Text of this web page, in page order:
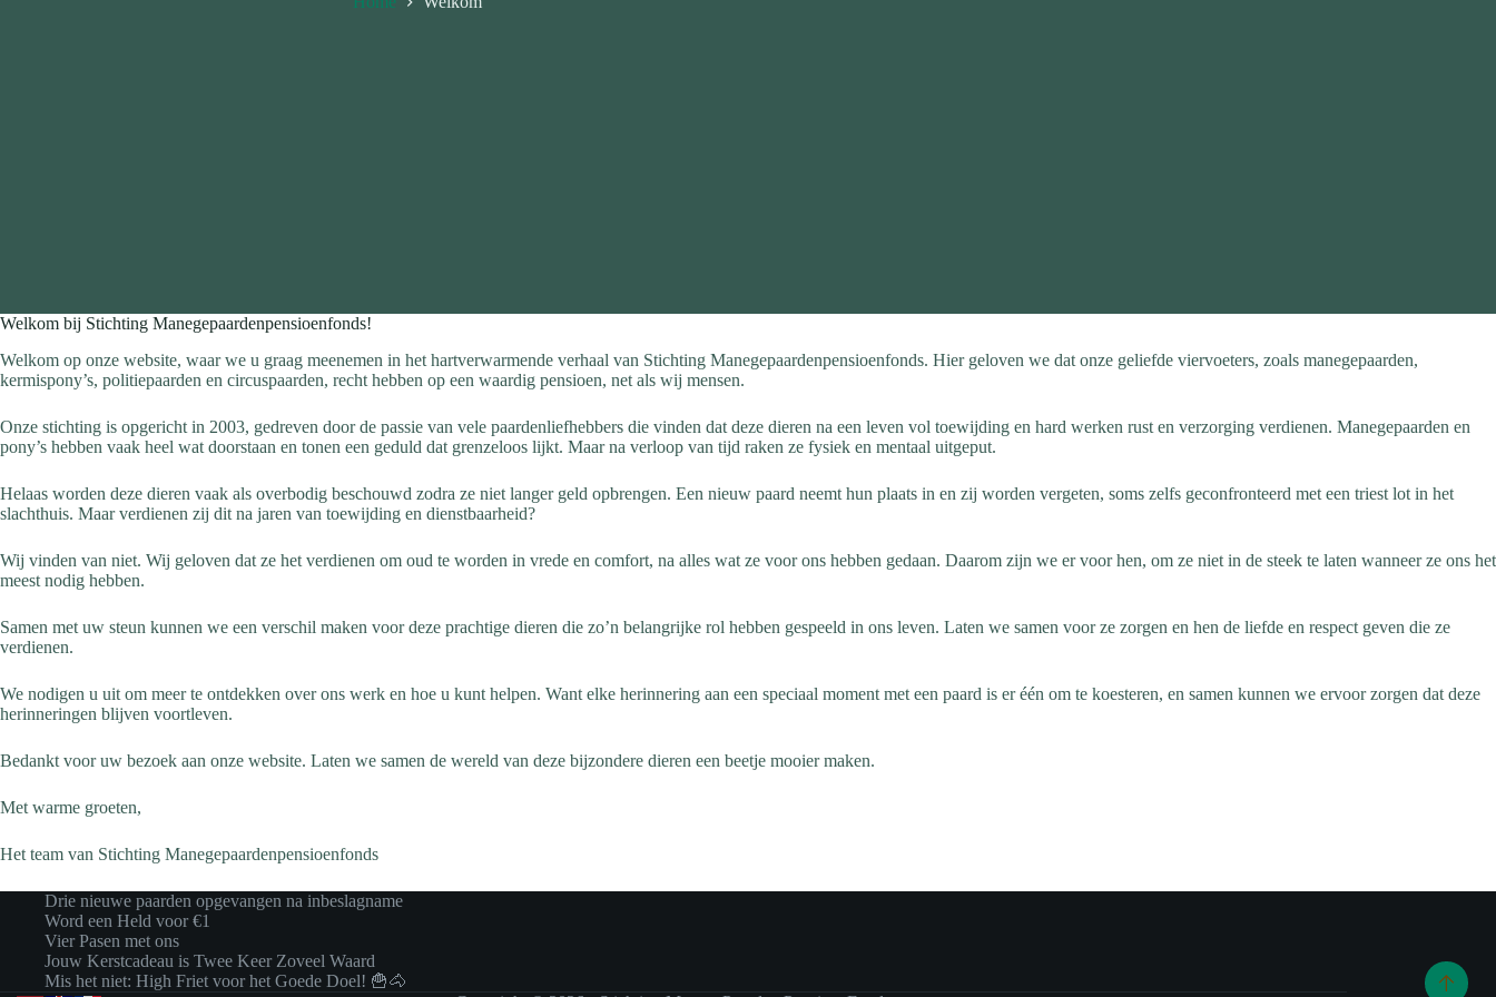
Welkom bij Stichting Manegepaardenpensioenfonds!
Welkom op onze website, waar we u graag meenemen in het hartverwarmende verhaal van Stichting Manegepaardenpensioenfonds. Hier geloven we dat onze geliefde viervoeters, zoals manegepaarden,
kermispony’s, politiepaarden en circuspaarden, recht hebben op een waardig pensioen, net als wij mensen.
Onze stichting is opgericht in 2003, gedreven door de passie van vele paardenliefhebbers die vinden dat deze dieren na een leven vol toewijding en hard werken rust en verzorging verdienen. Manegepaarden en
pony’s hebben vaak heel wat doorstaan en tonen een geduld dat grenzeloos lijkt. Maar na verloop van tijd raken ze fysiek en mentaal uitgeput.
Helaas worden deze dieren vaak als overbodig beschouwd zodra ze niet langer geld opbrengen. Een nieuw paard neemt hun plaats in en zij worden vergeten, soms zelfs geconfronteerd met een triest lot in het
slachthuis. Maar verdienen zij dit na jaren van toewijding en dienstbaarheid?
Wij vinden van niet. Wij geloven dat ze het verdienen om oud te worden in vrede en comfort, na alles wat ze voor ons hebben gedaan. Daarom zijn we er voor hen, om ze niet in de steek te laten wanneer ze ons het
meest nodig hebben.
Samen met uw steun kunnen we een verschil maken voor deze prachtige dieren die zo’n belangrijke rol hebben gespeeld in ons leven. Laten we samen voor ze zorgen en hen de liefde en respect geven die ze
verdienen.
We nodigen u uit om meer te ontdekken over ons werk en hoe u kunt helpen. Want elke herinnering aan een speciaal moment met een paard is er één om te koesteren, en samen kunnen we ervoor zorgen dat deze
herinneringen blijven voortleven.
Bedankt voor uw bezoek aan onze website. Laten we samen de wereld van deze bijzondere dieren een beetje mooier maken.
Met warme groeten,
Het team van Stichting Manegepaardenpensioenfonds
Drie nieuwe paarden opgevangen na inbeslagname
Word een Held voor €1
Vier Pasen met ons
Jouw Kerstcadeau is Twee Keer Zoveel Waard
Mis het niet: High Friet voor het Goede Doel! 🍟🐴